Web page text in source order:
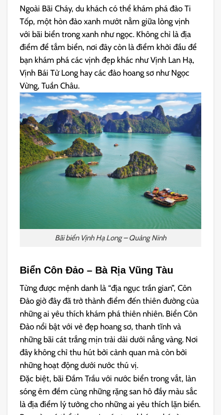
Ngoài Bãi Cháy, du khách có thể khám phá đảo Ti
Tốp, một hòn đảo xanh mướt nằm giữa lòng vịnh
với bãi biển trong xanh như ngọc. Không chỉ là địa
điểm để tắm biển, nơi đây còn là điểm khởi đầu để
bạn khám phá các vịnh đẹp khác như Vịnh Lan Hạ,
Vịnh Bái Tử Long hay các đảo hoang sơ như Ngọc
Vừng, Tuần Châu.
Bãi biển Vịnh Hạ Long – Quảng Ninh
Biển Côn Đảo – Bà Rịa Vũng Tàu
Từng được mệnh danh là “địa ngục trần gian”, Côn
Đảo giờ đây đã trở thành điểm đến thiên đường của
những ai yêu thích khám phá thiên nhiên. Biển Côn
Đảo nổi bật với vẻ đẹp hoang sơ, thanh tĩnh và
những bãi cát trắng mịn trải dài dưới nắng vàng. Nơi
đây không chỉ thu hút bởi cảnh quan mà còn bởi
những hoạt động dưới nước thú vị.
Đặc biệt, bãi Đầm Trầu với nước biển trong vắt, làn
sóng êm đềm cùng những rặng san hô đầy màu sắc
là địa điểm lý tưởng cho những ai yêu thích lặn biển.